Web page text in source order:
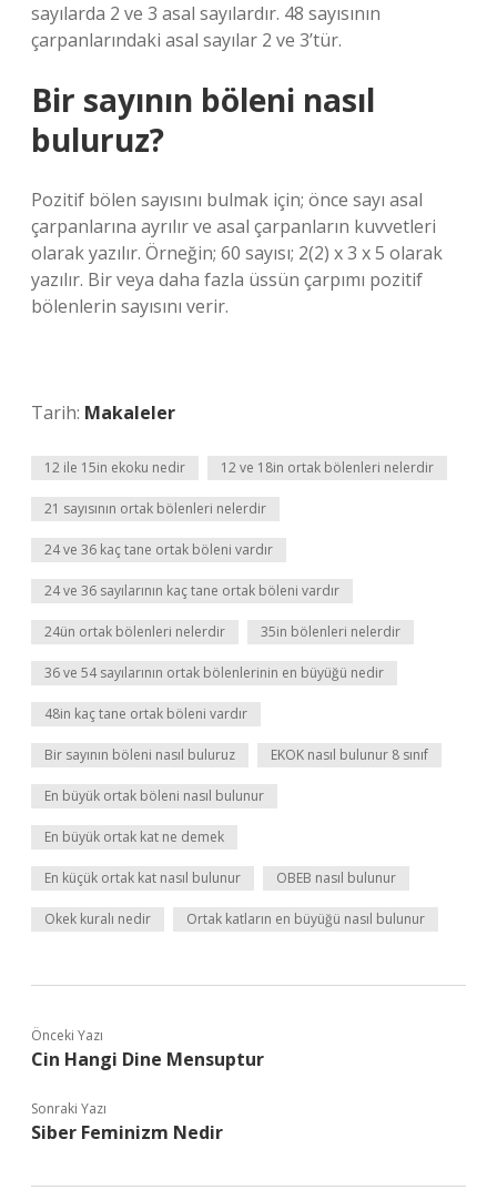
sayılarda 2 ve 3 asal sayılardır. 48 sayısının
çarpanlarındaki asal sayılar 2 ve 3’tür.
Bir sayının böleni nasıl
buluruz?
Pozitif bölen sayısını bulmak için; önce sayı asal
çarpanlarına ayrılır ve asal çarpanların kuvvetleri
olarak yazılır. Örneğin; 60 sayısı; 2(2) x 3 x 5 olarak
yazılır. Bir veya daha fazla üssün çarpımı pozitif
bölenlerin sayısını verir.
Tarih: Makaleler
12 ile 15in ekoku nedir 12 ve 18in ortak bölenleri nelerdir
21 sayısının ortak bölenleri nelerdir
24 ve 36 kaç tane ortak böleni vardır
24 ve 36 sayılarının kaç tane ortak böleni vardır
24ün ortak bölenleri nelerdir 35in bölenleri nelerdir
36 ve 54 sayılarının ortak bölenlerinin en büyüğü nedir
48in kaç tane ortak böleni vardır
Bir sayının böleni nasıl buluruz EKOK nasıl bulunur 8 sınıf
En büyük ortak böleni nasıl bulunur
En büyük ortak kat ne demek
En küçük ortak kat nasıl bulunur OBEB nasıl bulunur
Okek kuralı nedir Ortak katların en büyüğü nasıl bulunur
Önceki Yazı
Cin Hangi Dine Mensuptur
Sonraki Yazı
Siber Feminizm Nedir